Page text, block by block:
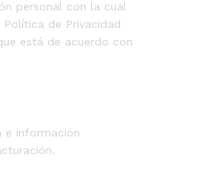
personal con la cual
de Privacidad
está de acuerdo con
información